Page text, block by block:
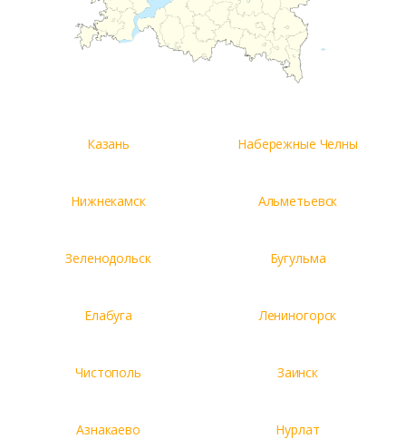
Казань Набережные Челны
Нижнекамск Альметьевск
Зеленодольск Бугульма
Елабуга Лениногорск
Чистополь Заинск
Азнакаево Нурлат